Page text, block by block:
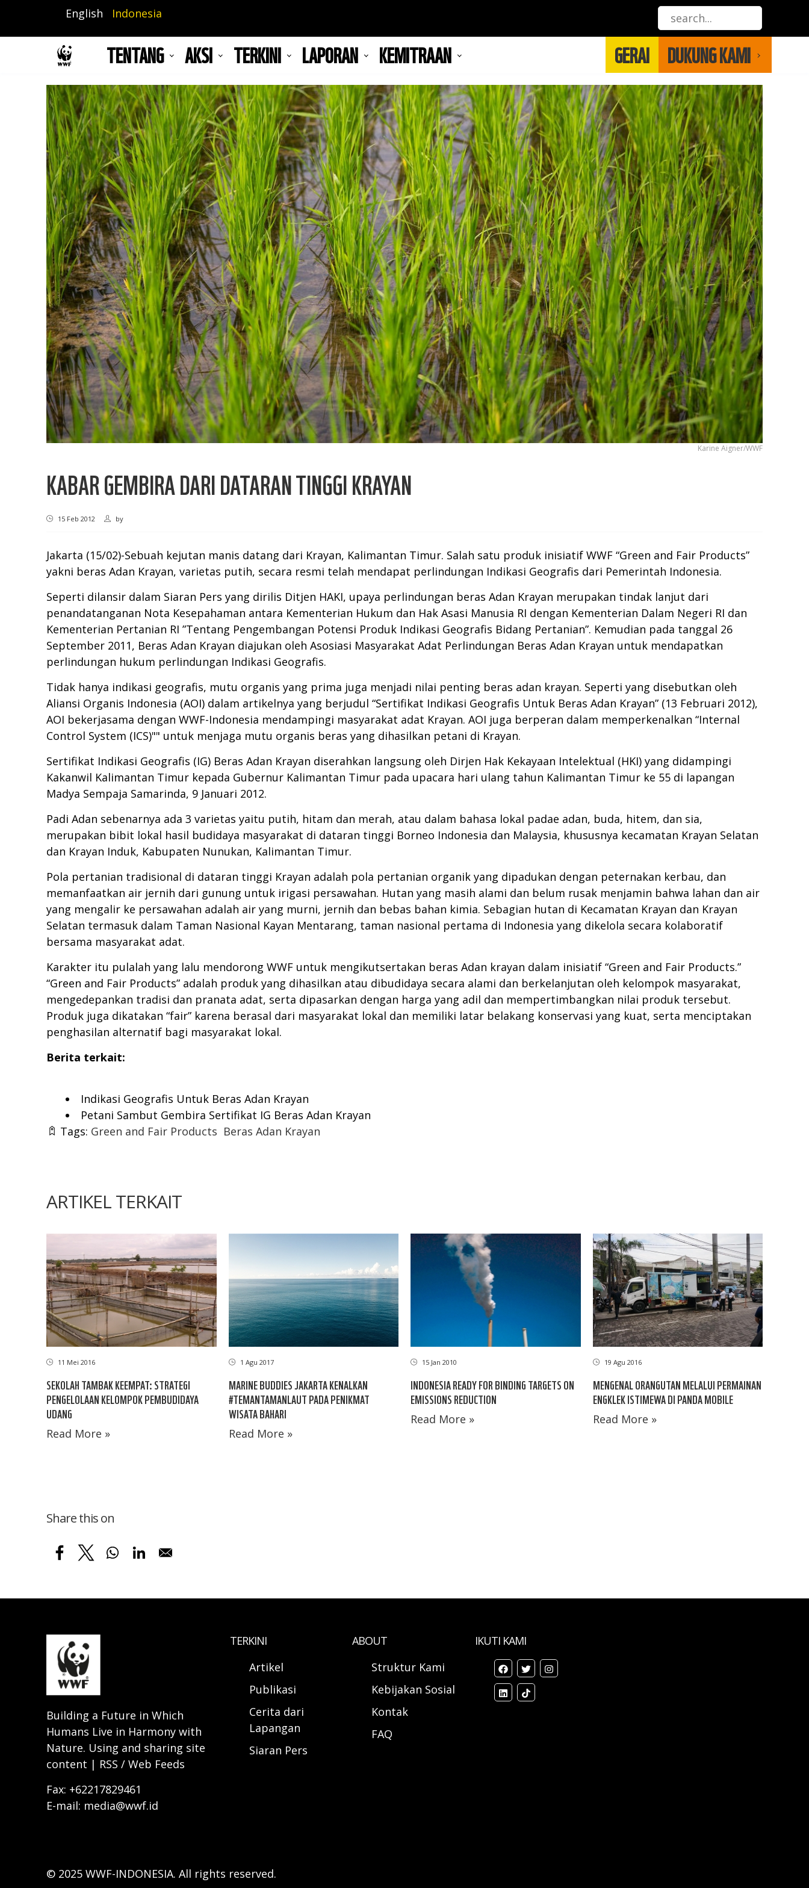
isi
English Indonesia
TENTANG AKSI TERKINI LAPORAN KEMITRAAN GERAI DUKUNG KAMI
Karine Aigner/WWF
KABAR GEMBIRA DARI DATARAN TINGGI KRAYAN
15 Feb 2012 by
Jakarta (15/02)-Sebuah kejutan manis datang dari Krayan, Kalimantan Timur. Salah satu produk inisiatif WWF “Green and Fair Products”
yakni beras Adan Krayan, varietas putih, secara resmi telah mendapat perlindungan Indikasi Geografis dari Pemerintah Indonesia.
Seperti dilansir dalam Siaran Pers yang dirilis Ditjen HAKI, upaya perlindungan beras Adan Krayan merupakan tindak lanjut dari
penandatanganan Nota Kesepahaman antara Kementerian Hukum dan Hak Asasi Manusia RI dengan Kementerian Dalam Negeri RI dan
Kementerian Pertanian RI ”Tentang Pengembangan Potensi Produk Indikasi Geografis Bidang Pertanian”. Kemudian pada tanggal 26
September 2011, Beras Adan Krayan diajukan oleh Asosiasi Masyarakat Adat Perlindungan Beras Adan Krayan untuk mendapatkan
perlindungan hukum perlindungan Indikasi Geografis.
Tidak hanya indikasi geografis, mutu organis yang prima juga menjadi nilai penting beras adan krayan. Seperti yang disebutkan oleh
Aliansi Organis Indonesia (AOI) dalam artikelnya yang berjudul “Sertifikat Indikasi Geografis Untuk Beras Adan Krayan” (13 Februari 2012),
AOI bekerjasama dengan WWF-Indonesia mendampingi masyarakat adat Krayan. AOI juga berperan dalam memperkenalkan “Internal
Control System (ICS)"" untuk menjaga mutu organis beras yang dihasilkan petani di Krayan.
Sertifikat Indikasi Geografis (IG) Beras Adan Krayan diserahkan langsung oleh Dirjen Hak Kekayaan Intelektual (HKI) yang didampingi
Kakanwil Kalimantan Timur kepada Gubernur Kalimantan Timur pada upacara hari ulang tahun Kalimantan Timur ke 55 di lapangan
Madya Sempaja Samarinda, 9 Januari 2012.
Padi Adan sebenarnya ada 3 varietas yaitu putih, hitam dan merah, atau dalam bahasa lokal padae adan, buda, hitem, dan sia,
merupakan bibit lokal hasil budidaya masyarakat di dataran tinggi Borneo Indonesia dan Malaysia, khususnya kecamatan Krayan Selatan
dan Krayan Induk, Kabupaten Nunukan, Kalimantan Timur.
Pola pertanian tradisional di dataran tinggi Krayan adalah pola pertanian organik yang dipadukan dengan peternakan kerbau, dan
memanfaatkan air jernih dari gunung untuk irigasi persawahan. Hutan yang masih alami dan belum rusak menjamin bahwa lahan dan air
yang mengalir ke persawahan adalah air yang murni, jernih dan bebas bahan kimia. Sebagian hutan di Kecamatan Krayan dan Krayan
Selatan termasuk dalam Taman Nasional Kayan Mentarang, taman nasional pertama di Indonesia yang dikelola secara kolaboratif
bersama masyarakat adat.
Karakter itu pulalah yang lalu mendorong WWF untuk mengikutsertakan beras Adan krayan dalam inisiatif “Green and Fair Products.”
“Green and Fair Products” adalah produk yang dihasilkan atau dibudidaya secara alami dan berkelanjutan oleh kelompok masyarakat,
mengedepankan tradisi dan pranata adat, serta dipasarkan dengan harga yang adil dan mempertimbangkan nilai produk tersebut.
Produk juga dikatakan “fair” karena berasal dari masyarakat lokal dan memiliki latar belakang konservasi yang kuat, serta menciptakan
penghasilan alternatif bagi masyarakat lokal.
Berita terkait:
Indikasi Geografis Untuk Beras Adan Krayan
Petani Sambut Gembira Sertifikat IG Beras Adan Krayan
Tags: Green and Fair Products Beras Adan Krayan
ARTIKEL TERKAIT
11 Mei 2016
SEKOLAH TAMBAK KEEMPAT: STRATEGI
PENGELOLAAN KELOMPOK PEMBUDIDAYA
UDANG
Read More »
1 Agu 2017
MARINE BUDDIES JAKARTA KENALKAN
#TEMANTAMANLAUT PADA PENIKMAT
WISATA BAHARI
Read More »
15 Jan 2010
INDONESIA READY FOR BINDING TARGETS ON
EMISSIONS REDUCTION
Read More »
19 Agu 2016
MENGENAL ORANGUTAN MELALUI PERMAINAN
ENGKLEK ISTIMEWA DI PANDA MOBILE
Read More »
Share this on
Building a Future in Which
Humans Live in Harmony with
Nature. Using and sharing site
content | RSS / Web Feeds
Fax: +62217829461
E-mail: media@wwf.id
TERKINI
Artikel
Publikasi
Cerita dari
Lapangan
Siaran Pers
ABOUT
Struktur Kami
Kebijakan Sosial
Kontak
FAQ
IKUTI KAMI
© 2025 WWF-INDONESIA. All rights reserved.